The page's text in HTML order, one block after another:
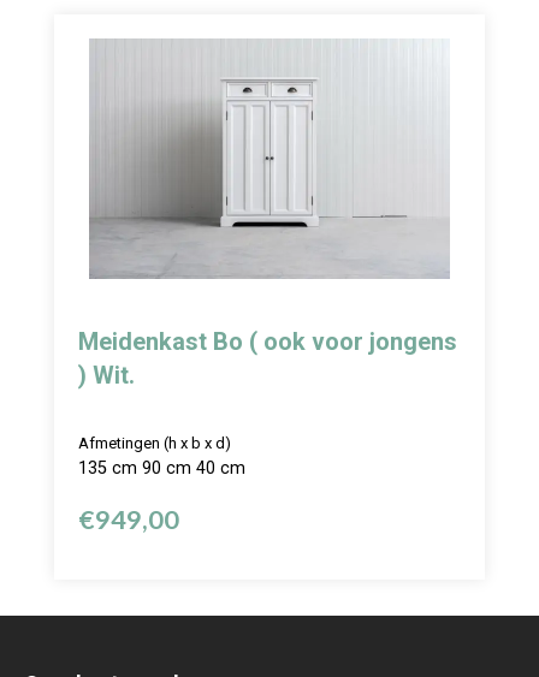
Meidenkast Bo ( ook voor jongens
) Wit.
Afmetingen (h x b x d)
135 cm 90 cm 40 cm
€949,00